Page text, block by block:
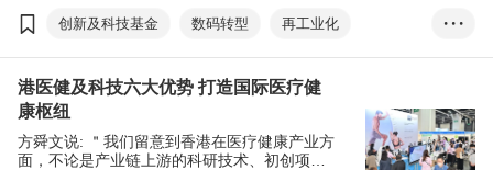
港制造＂的先行者。
创新及科技基金 数码转型
再工业化
医疗用品及医药
物流管理及运输服务
• • •
港医健及科技六大优势 打造国际医疗健
康枢纽
方舜文说: ＂我们留意到香港在医疗健康产业方
面，不论是产业链上游的科研技术、初创项